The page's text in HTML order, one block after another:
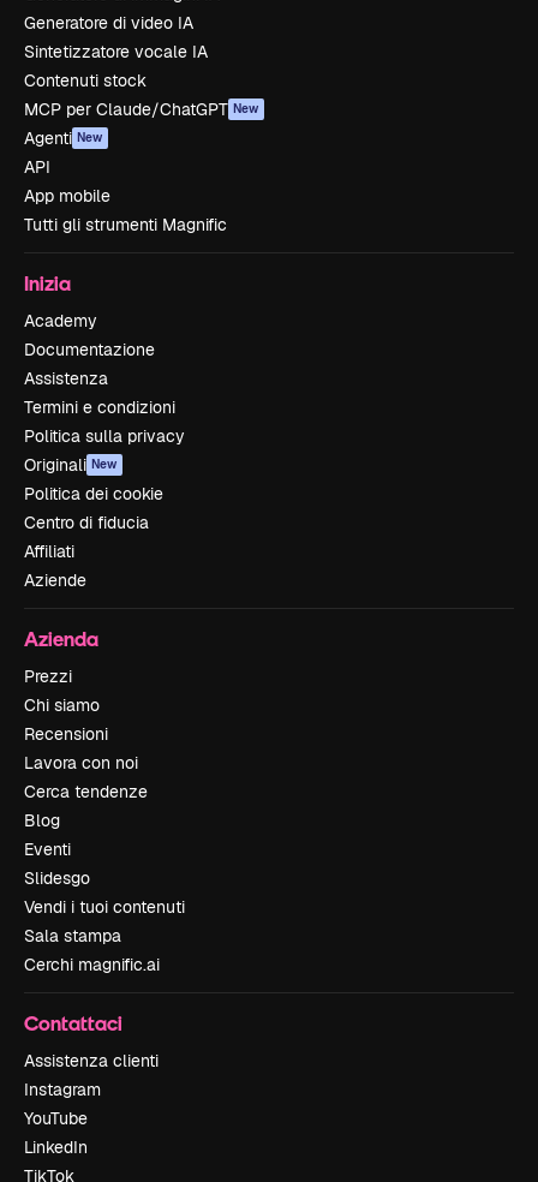
Generatore di video IA
Sintetizzatore vocale IA
Contenuti stock
MCP per Claude/ChatGPT New
Agenti New
API
App mobile
Tutti gli strumenti Magnific
Inizia
Academy
Documentazione
Assistenza
Termini e condizioni
Politica sulla privacy
Originali New
Politica dei cookie
Centro di fiducia
Affiliati
Aziende
Azienda
Prezzi
Chi siamo
Recensioni
Lavora con noi
Cerca tendenze
Blog
Eventi
Slidesgo
Vendi i tuoi contenuti
Sala stampa
Cerchi magnific.ai
Contattaci
Assistenza clienti
Instagram
YouTube
LinkedIn
TikTok